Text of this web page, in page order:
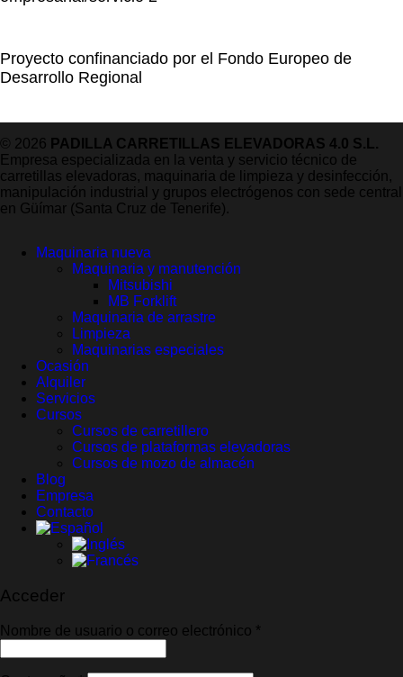
Proyecto confinanciado por el Fondo Europeo de
Desarrollo Regional
© 2026 PADILLA CARRETILLAS ELEVADORAS 4.0 S.L.
Empresa especializada en la venta y servicio técnico de
carretillas elevadoras, maquinaria de limpieza y desinfección,
manipulación industrial y grupos electrógenos con sede central
en Güímar (Santa Cruz de Tenerife).
Maquinaria nueva
Maquinaria y manutención
Mitsubishi
MB Forklift
Maquinaria de arrastre
Limpieza
Maquinarias especiales
Ocasión
Alquiler
Servicios
Cursos
Cursos de carretillero
Cursos de plataformas elevadoras
Cursos de mozo de almacén
Blog
Empresa
Contacto
Acceder
Nombre de usuario o correo electrónico *